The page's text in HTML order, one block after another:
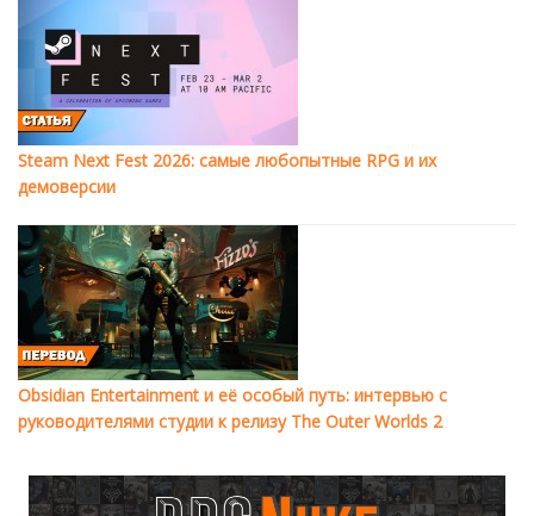
Steam Next Fest 2026: самые любопытные RPG и их
демоверсии
Obsidian Entertainment и её особый путь: интервью с
руководителями студии к релизу The Outer Worlds 2